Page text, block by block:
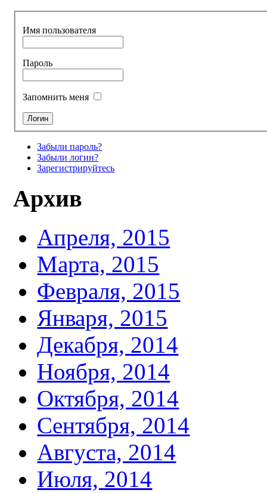
Имя пользователя
Пароль
Запомнить меня
Забыли пароль?
Забыли логин?
Зарегистрируйтесь
Архив
Апреля, 2015
Марта, 2015
Февраля, 2015
Января, 2015
Декабря, 2014
Ноября, 2014
Октября, 2014
Сентября, 2014
Августа, 2014
Июля, 2014